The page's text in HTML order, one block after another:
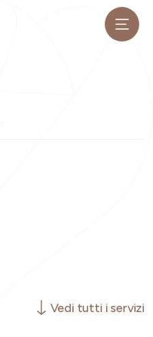
Vedi tutti i servizi